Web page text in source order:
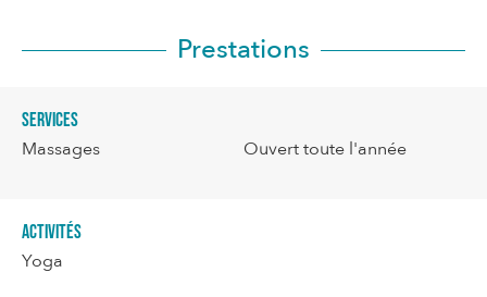
Prestations
Services
Massages Ouvert toute l'année
Activités
Yoga